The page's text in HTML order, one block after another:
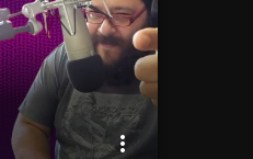
more_vert